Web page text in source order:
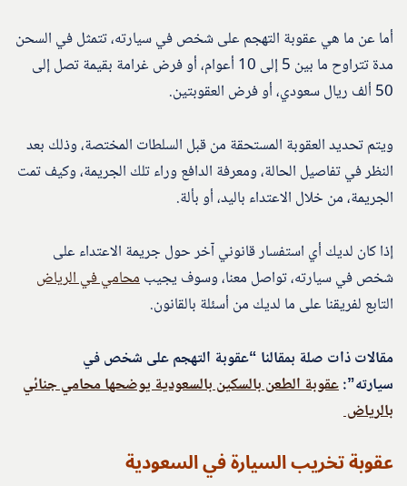
أما عن ما هي عقوبة التهجم على شخص في سيارته، تتمثل في السحن
مدة تتراوح ما بين 5 إلى 10 أعوام، أو فرض غرامة بقيمة تصل إلى
50 ألف ريال سعودي، أو فرض العقوبتين.
ويتم تحديد العقوبة المستحقة من قبل السلطات المختصة، وذلك بعد
النظر في تفاصيل الحالة، ومعرفة الدافع وراء تلك الجريمة، وكيف تمت
الجريمة، من خلال الاعتداء باليد، أو بألة.
إذا كان لديك أي استفسار قانوني آخر حول جريمة الاعتداء على
شخص في سيارته، تواصل معنا، وسوف يجيبمحامي في الرياض
التابع لفريقنا على ما لديك من أسئلة بالقانون.
مقالات ذات صلة بمقالنا “عقوبة التهجم على شخص في
سيارته”:عقوبة الطعن بالسكين بالسعودية يوضحها محامي جنائي
بالرياض
عقوبة تخريب السيارة في السعودية